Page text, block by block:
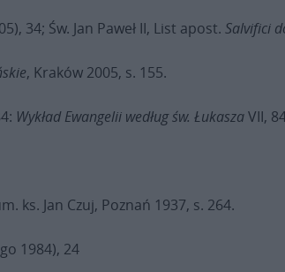
34; Św. Jan Paweł II, List apost. Salvifici
, Kraków 2005, s. 155.
Wykład Ewangelii według św. ŁukaszaVII,
ks. Jan Czuj, Poznań 1937, s. 264.
1984), 24